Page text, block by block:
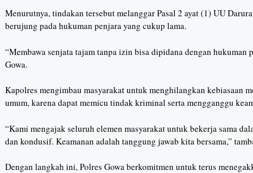
Menurutnya, tindakan tersebut melanggar Pasal 2 ayat (1) UU
berujung pada hukuman penjara yang cukup lama.
“Membawa senjata tajam tanpa izin bisa dipidana dengan hukuman
Gowa.
Kapolres mengimbau masyarakat untuk menghilangkan kebiasaan
umum, karena dapat memicu tindak kriminal serta mengganggu
“Kami mengajak seluruh elemen masyarakat untuk bekerja sama
dan kondusif. Keamanan adalah tanggung jawab kita bersama,”
Dengan langkah ini, Polres Gowa berkomitmen untuk terus